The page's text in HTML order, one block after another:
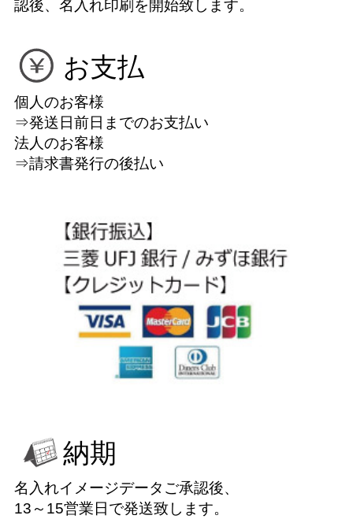
認後、名入れ印刷を開始致します。
お支払
個人のお客様
⇒発送日前日までのお支払い
法人のお客様
⇒請求書発行の後払い
納期
名入れイメージデータご承認後、
13～15営業日で発送致します。